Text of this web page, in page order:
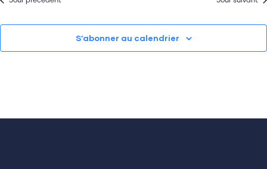
S’abonner au calendrier